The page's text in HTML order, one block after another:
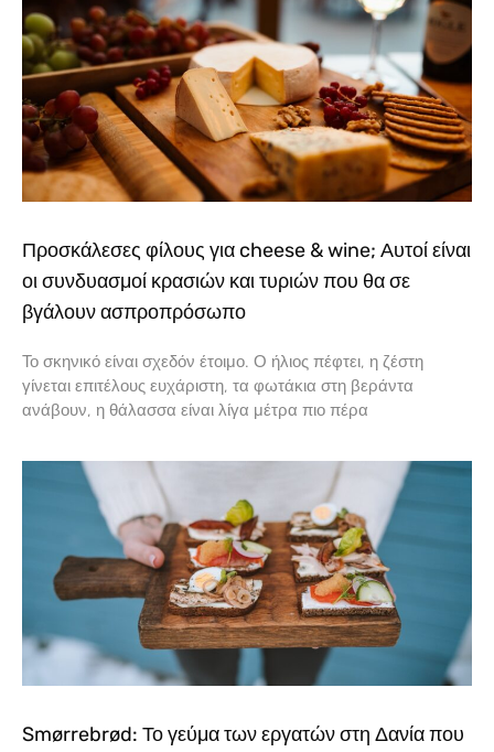
Προσκάλεσες φίλους για cheese & wine; Αυτοί είναι
οι συνδυασμοί κρασιών και τυριών που θα σε
βγάλουν ασπροπρόσωπο
Το σκηνικό είναι σχεδόν έτοιμο. Ο ήλιος πέφτει, η ζέστη
γίνεται επιτέλους ευχάριστη, τα φωτάκια στη βεράντα
ανάβουν, η θάλασσα είναι λίγα μέτρα πιο πέρα
Smørrebrød: Το γεύμα των εργατών στη Δανία που